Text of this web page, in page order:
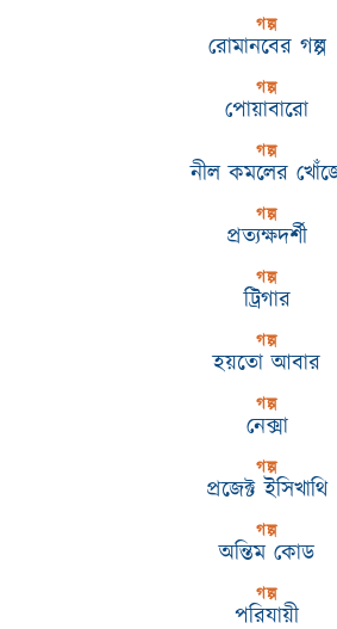
গল্প
রোমানবের গল্প
গল্প
পোয়াবারো
গল্প
নীল কমলের
গল্প
প্রত্যক্ষদর্শী
গল্প
ট্রিগার
গল্প
হয়তো আবার
গল্প
নেক্সা
গল্প
প্রজেক্ট ইসিখাথি
গল্প
অন্তিম কোড
গল্প
পরিযায়ী